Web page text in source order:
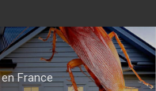
France